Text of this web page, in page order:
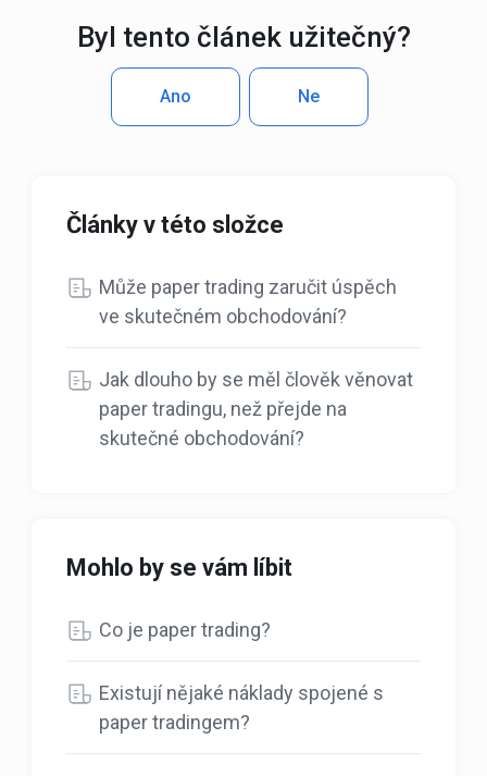
Byl tento článek užitečný?
Ne
Ano
Články v této složce
Může paper trading zaručit úspěch
ve skutečném obchodování?
Jak dlouho by se měl člověk věnovat
paper tradingu, než přejde na
skutečné obchodování?
Mohlo by se vám líbit
Co je paper trading?
Existují nějaké náklady spojené s
paper tradingem?